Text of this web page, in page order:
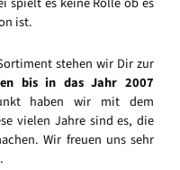
ist.
stehen wir Dir zur
bis in das Jahr 2007
haben wir mit dem
vielen Jahre sind es, die
Wir freuen uns sehr